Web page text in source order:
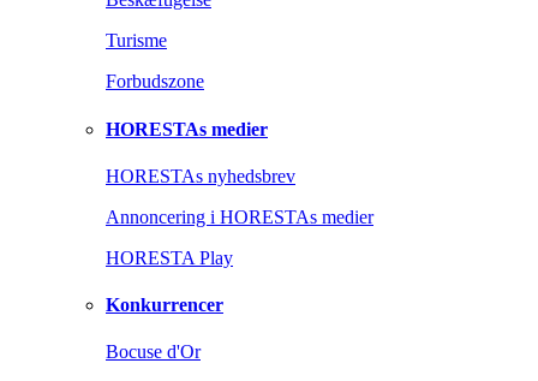
Turisme
Forbudszone
HORESTAs medier
HORESTAs nyhedsbrev
Annoncering i HORESTAs medier
HORESTA Play
Konkurrencer
Bocuse d'Or